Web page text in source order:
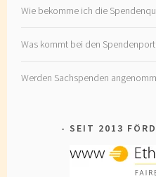
Wie bekomme ich die
Was kommt bei den
Werden Sachspenden
SEIT 2013